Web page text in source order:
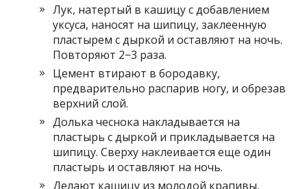
Лук, натертый в кашицу с добавлением
уксуса, наносят на шипицу, заклеенную
пластырем с дыркой и оставляют на ночь.
Повторяют 2−3 раза.
Цемент втирают в бородавку,
предварительно распарив ногу, и обрезав
верхний слой.
Долька чеснока накладывается на
пластырь с дыркой и прикладывается на
шипицу. Сверху наклеивается еще один
пластырь и оставляют на ночь.
Делают кашицу из молодой крапивы,